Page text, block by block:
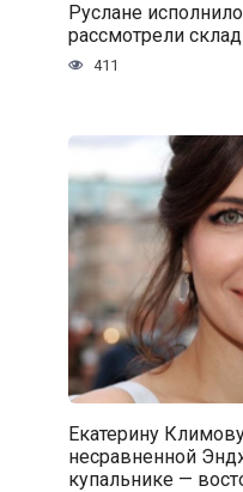
Руслане
рассмотрели
411
Екатерину
несравненной
купальнике —